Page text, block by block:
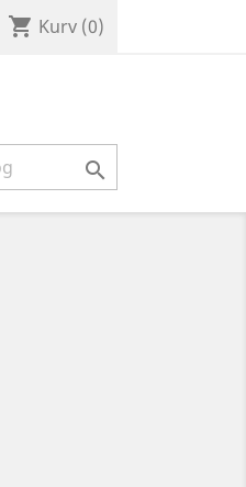
shopping_cart Kurv (0)
